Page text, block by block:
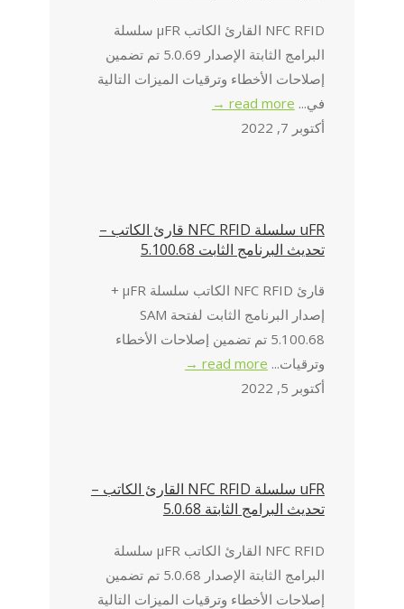
NFC RFID القارئ الكاتب μFR سلسلة
البرامج الثابتة الإصدار 5.0.69 تم تضمين
إصلاحات الأخطاء وترقيات الميزات التالية
في... read more →
أكتوبر 7, 2022
uFR سلسلة NFC RFID قارئ الكاتب –
تحديث البرنامج الثابت 5.100.68
قارئ NFC RFID الكاتب سلسلة μFR +
إصدار البرنامج الثابت لفتحة SAM
5.100.68 تم تضمين إصلاحات الأخطاء
وترقيات... read more →
أكتوبر 5, 2022
uFR سلسلة NFC RFID القارئ الكاتب –
تحديث البرامج الثابتة 5.0.68
NFC RFID القارئ الكاتب μFR سلسلة
البرامج الثابتة الإصدار 5.0.68 تم تضمين
إصلاحات الأخطاء وترقيات الميزات التالية